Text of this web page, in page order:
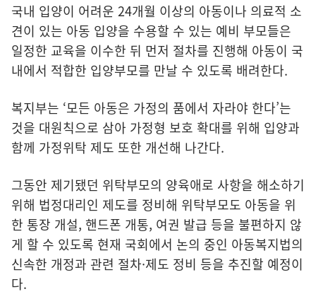
국내 입양이 어려운 24개월 이상의 아동이나 의료적 소
견이 있는 아동 입양을 수용할 수 있는 예비 부모들은
일정한 교육을 이수한 뒤 먼저 절차를 진행해 아동이 국
내에서 적합한 입양부모를 만날 수 있도록 배려한다.
복지부는 ‘모든 아동은 가정의 품에서 자라야 한다’는
것을 대원칙으로 삼아 가정형 보호 확대를 위해 입양과
함께 가정위탁 제도 또한 개선해 나간다.
그동안 제기됐던 위탁부모의 양육애로 사항을 해소하기
위해 법정대리인 제도를 정비해 위탁부모도 아동을 위
한 통장 개설, 핸드폰 개통, 여권 발급 등을 불편하지 않
게 할 수 있도록 현재 국회에서 논의 중인 아동복지법의
신속한 개정과 관련 절차·제도 정비 등을 추진할 예정이
다.